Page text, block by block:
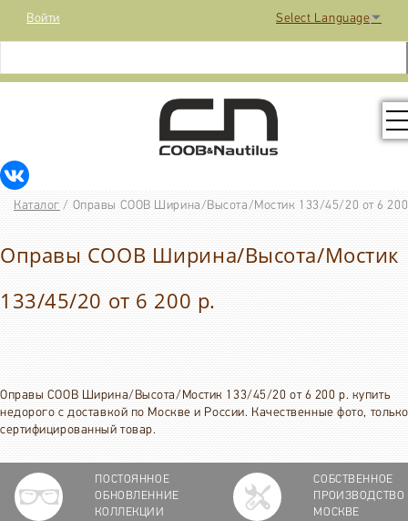
Select Language ▼
Войти
Каталог / Оправы COOB Ширина/Высота/Мостик 133/45/20 от 6
Оправы COOB Ширина/Высота/Мостик
133/45/20 от 6 200 р.
Оправы COOB Ширина/Высота/Мостик 133/45/20 от 6 200 р. купить
недорого с доставкой по Москве и России. Качественные фото, только
сертифицированный товар.
ПОСТОЯННОЕ
ОБНОВЛЕННИЕ
КОЛЛЕКЦИИ
СОБСТВЕННОЕ
ПРОИЗВОДСТВО
МОСКВЕ